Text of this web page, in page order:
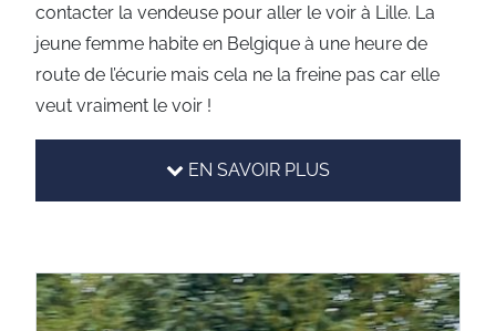
contacter la vendeuse pour aller le voir à Lille. La
jeune femme habite en Belgique à une heure de
route de l’écurie mais cela ne la freine pas car elle
veut vraiment le voir !
EN SAVOIR PLUS